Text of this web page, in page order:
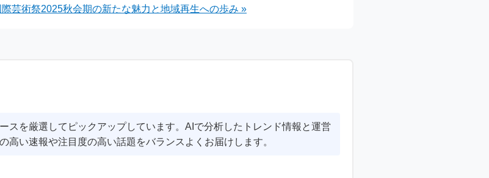
芸術祭2025秋会期の新たな魅力と地域再生への歩み »
スを厳選してピックアップしています。AIで分析したトレンド情報と運営
高い速報や注目度の高い話題をバランスよくお届けします。